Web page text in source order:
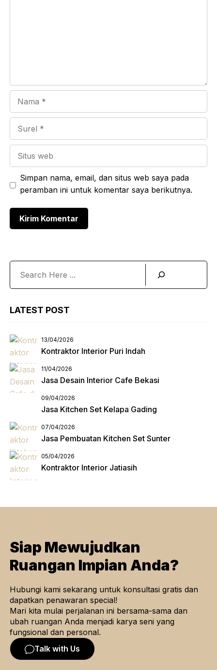
Simpan nama, email, dan situs web saya pada
peramban ini untuk komentar saya berikutnya.
Search
LATEST POST
13/04/2026
Kontraktor Interior Puri Indah
11/04/2026
Jasa Desain Interior Cafe Bekasi
09/04/2026
Jasa Kitchen Set Kelapa Gading
07/04/2026
Jasa Pembuatan Kitchen Set Sunter
05/04/2026
Kontraktor Interior Jatiasih
Siap Mewujudkan
Ruangan Impian Anda?
Hubungi kami sekarang untuk konsultasi gratis dan
dapatkan penawaran special!
Mari kita mulai perjalanan ini bersama-sama dan
ubah ruangan Anda menjadi karya seni yang
fungsional dan personal.
Talk with Us